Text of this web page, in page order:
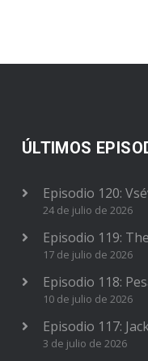
ÚLTIMOS
Episodio 120:
24 de julio de 2026
Episodio 119:
17 de julio de 2026
Episodio 118:
10 de julio de 2026
Episodio 117:
3 de julio de 2026